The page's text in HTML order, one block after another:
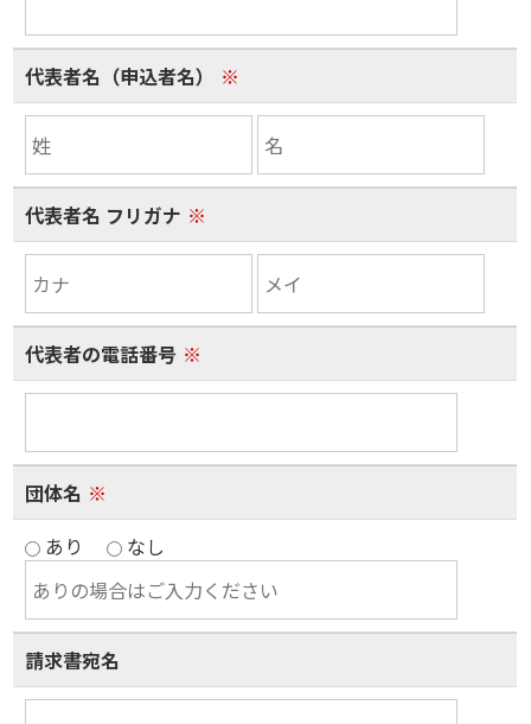
代表者名（申込者名） ※
代表者名 フリガナ ※
代表者の電話番号 ※
団体名 ※
あり
なし
請求書宛名